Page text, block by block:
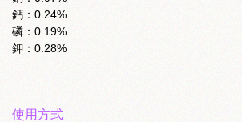
鈣：0.24%
磷：0.19%
鉀：0.28%
使用方式